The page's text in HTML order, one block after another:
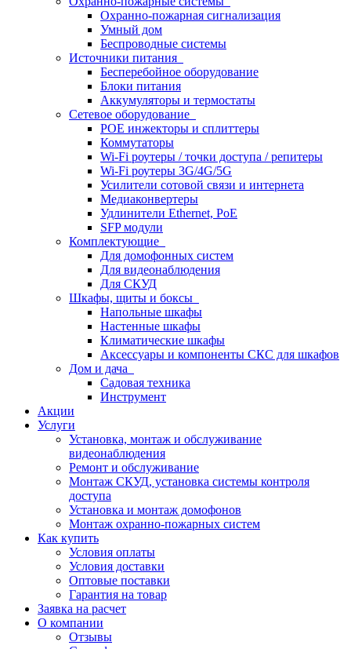
Охранно-пожарная сигнализация
Умный дом
Беспроводные системы
Источники питания
Бесперебойное оборудование
Блоки питания
Аккумуляторы и термостаты
Сетевое оборудование
POE инжекторы и сплиттеры
Коммутаторы
Wi-Fi роутеры / точки доступа / репитеры
Wi-Fi роутеры 3G/4G/5G
Усилители сотовой связи и интернета
Медиаконвертеры
Удлинители Ethernet, PoE
SFP модули
Комплектующие
Для домофонных систем
Для видеонаблюдения
Для СКУД
Шкафы, щиты и боксы
Напольные шкафы
Настенные шкафы
Климатические шкафы
Аксессуары и компоненты СКС для шкафов
Дом и дача
Садовая техника
Инструмент
Акции
Услуги
Установка, монтаж и обслуживание
видеонаблюдения
Ремонт и обслуживание
Монтаж СКУД, установка системы контроля
доступа
Установка и монтаж домофонов
Монтаж охранно-пожарных систем
Как купить
Условия оплаты
Условия доставки
Оптовые поставки
Гарантия на товар
Заявка на расчет
О компании
Отзывы